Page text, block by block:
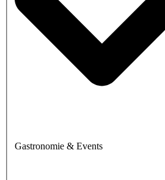
Gastronomie & Events